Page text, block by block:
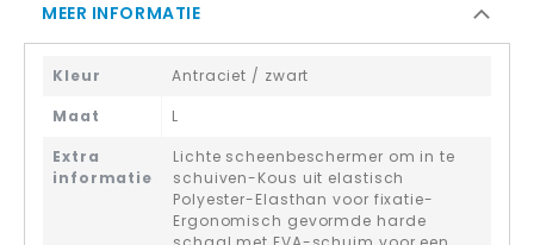
MEER INFORMATIE
Kleur
Antraciet / zwart
Maat
L
Extra
informatie
Lichte scheenbeschermer om in te
schuiven-Kous uit elastisch
Polyester-Elasthan voor fixatie-
Ergonomisch gevormde harde